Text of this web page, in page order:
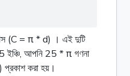
(C = π * d) । এই দুটি
25 ইঞ্চি, আপনি 25 * π গণনা
প্রকাশ করা হয়।